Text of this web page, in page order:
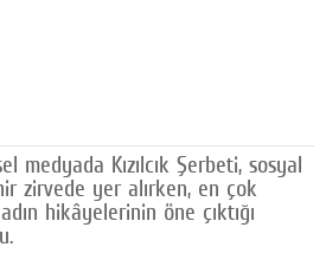
medyada Kızılcık Şerbeti, sosyal
zirvede yer alırken, en çok
hikâyelerinin öne çıktığı